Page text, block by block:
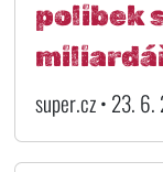
polibek
super.cz • 23.